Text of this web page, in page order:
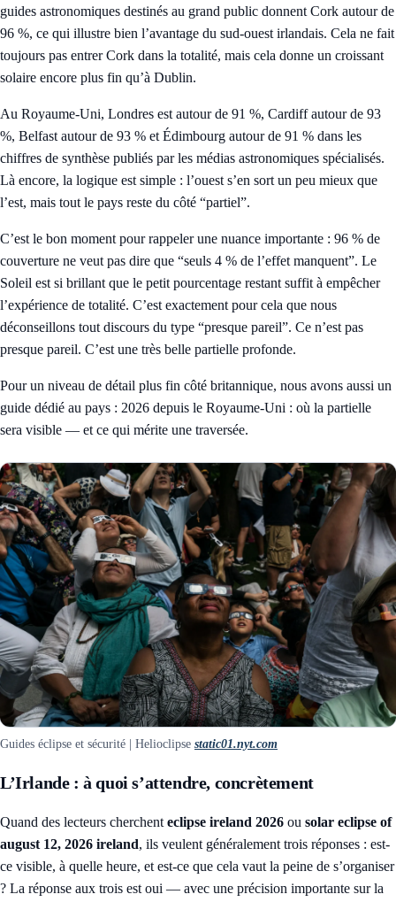
guides astronomiques destinés au grand public donnent Cork autour de
96 %, ce qui illustre bien l’avantage du sud-ouest irlandais. Cela ne fait
toujours pas entrer Cork dans la totalité, mais cela donne un croissant
solaire encore plus fin qu’à Dublin.
Au Royaume-Uni, Londres est autour de 91 %, Cardiff autour de 93
%, Belfast autour de 93 % et Édimbourg autour de 91 % dans les
chiffres de synthèse publiés par les médias astronomiques spécialisés.
Là encore, la logique est simple : l’ouest s’en sort un peu mieux que
l’est, mais tout le pays reste du côté “partiel”.
C’est le bon moment pour rappeler une nuance importante : 96 % de
couverture ne veut pas dire que “seuls 4 % de l’effet manquent”. Le
Soleil est si brillant que le petit pourcentage restant suffit à empêcher
l’expérience de totalité. C’est exactement pour cela que nous
déconseillons tout discours du type “presque pareil”. Ce n’est pas
presque pareil. C’est une très belle partielle profonde.
Pour un niveau de détail plus fin côté britannique, nous avons aussi un
guide dédié au pays : 2026 depuis le Royaume-Uni : où la partielle
sera visible — et ce qui mérite une traversée.
Guides éclipse et sécurité | Helioclipse static01.nyt.com
L’Irlande : à quoi s’attendre, concrètement
Quand des lecteurs cherchenteclipse ireland 2026 ou solar eclipse of
august 12, 2026 ireland, ils veulent généralement trois réponses : est-
ce visible, à quelle heure, et est-ce que cela vaut la peine de s’organiser
? La réponse aux trois est oui — avec une précision importante sur la